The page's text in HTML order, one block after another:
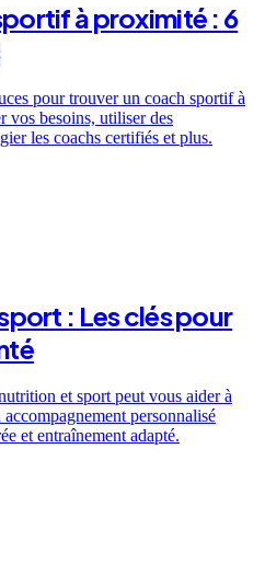
à proximité : 6
pour trouver un coach sportif à
vos besoins, utiliser des
les coachs certifiés et plus.
: Les clés pour
et sport peut vous aider à
personnalisé
et entraînement adapté.